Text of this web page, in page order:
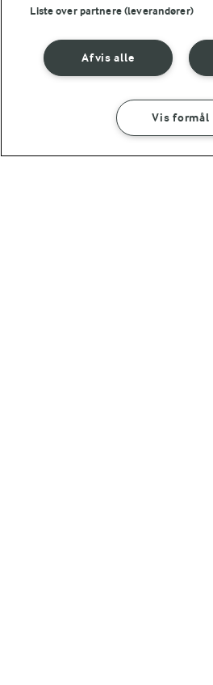
Liste over partnere (leverandører)
Afvis alle
Vis formål